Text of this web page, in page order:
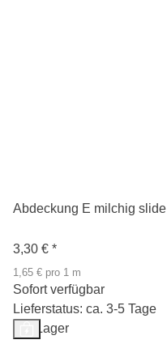
Abdeckung E milchig slide
3,30 € *
1,65 € pro 1 m
Sofort verfügbar
Lieferstatus: ca. 3-5 Tage
Auf Lager